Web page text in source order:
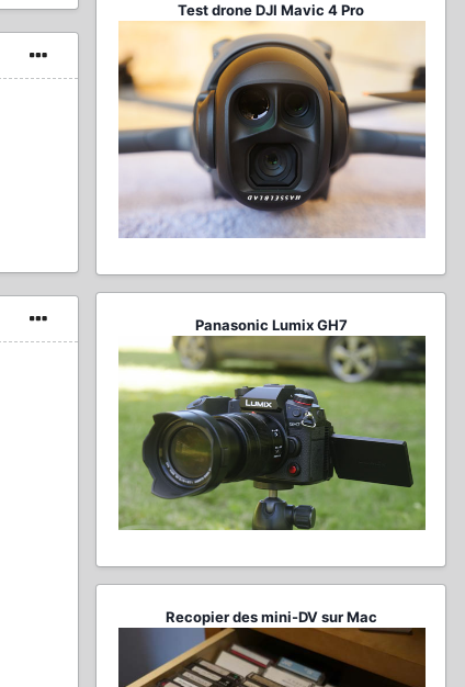
Test drone DJI Mavic 4 Pro
Panasonic Lumix GH7
Recopier des mini-DV sur Mac